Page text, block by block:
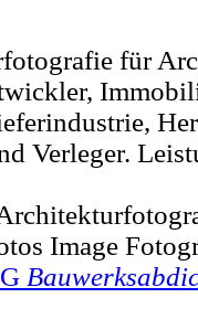
für
Verleger.
Image